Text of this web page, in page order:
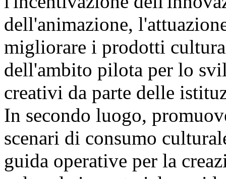
dell'animazione,
migliorare i prodotti
dell'ambito pilota per lo
creativi da parte delle
In secondo luogo,
scenari di consumo
guida operative per la